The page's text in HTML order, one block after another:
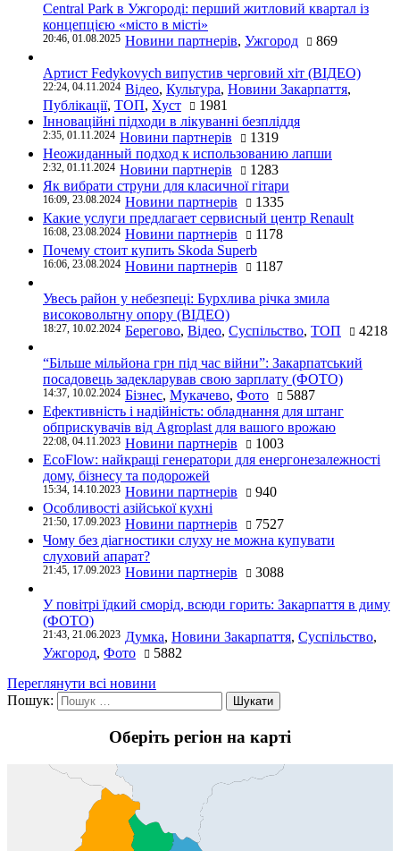
Central Park в Ужгороді: перший житловий квартал із
концепцією «місто в місті»
20:46, 01.08.2025 Новини партнерів, Ужгород 869
Артист Fedykovych випустив черговий хіт (ВІДЕО)
22:24, 04.11.2024 Відео, Культура, Новини Закарпаття,
Публікації, ТОП, Хуст
1981
Інноваційні підходи в лікуванні безпліддя
2:35, 01.11.2024 Новини партнерів
1319
Неожиданный подход к использованию лапши
2:32, 01.11.2024 Новини партнерів
1283
Як вибрати струни для класичної гітари
16:09, 23.08.2024 Новини партнерів
1335
Какие услуги предлагает сервисный центр Renault
16:08, 23.08.2024 Новини партнерів
1178
Почему стоит купить Skoda Superb
16:06, 23.08.2024 Новини партнерів 1187
Увесь район у небезпеці: Бурхлива річка змила
високовольтну опору (ВІДЕО)
18:27, 10.02.2024 Берегово, Відео, Суспільство, ТОП 4218
“Більше мільйона грн під час війни”: Закарпатський
посадовець задекларував свою зарплату (ФОТО)
14:37, 10.02.2024 Бізнес, Мукачево, Фото
5887
Ефективність і надійність: обладнання для штанг
обприскувачів від Agroplast для вашого врожаю
22:08, 04.11.2023 Новини партнерів
1003
EcoFlow: найкращі генератори для енергонезалежності
дому, бізнесу та подорожей
15:34, 14.10.2023 Новини партнерів
940
Особливості азійської кухні
21:50, 17.09.2023 Новини партнерів
7527
Чому без діагностики слуху не можна купувати
слуховий апарат?
21:45, 17.09.2023 Новини партнерів 3088
У повітрі їдкий сморід, всюди горить: Закарпаття в диму
(ФОТО)
21:43, 21.06.2023 Думка, Новини Закарпаття, Суспільство,
Ужгород, Фото
5882
Переглянути всі новини
Пошук:
Оберіть регіон на карті